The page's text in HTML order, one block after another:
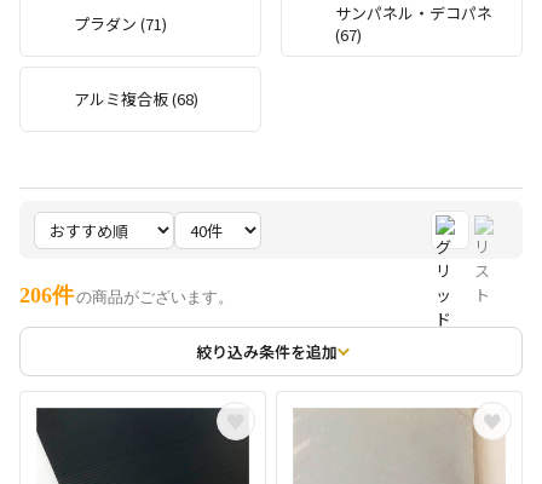
プラダン (71)
サンパネル・デコパネ
(67)
アルミ複合板 (68)
206件の商品がございます。
絞り込み条件を追加